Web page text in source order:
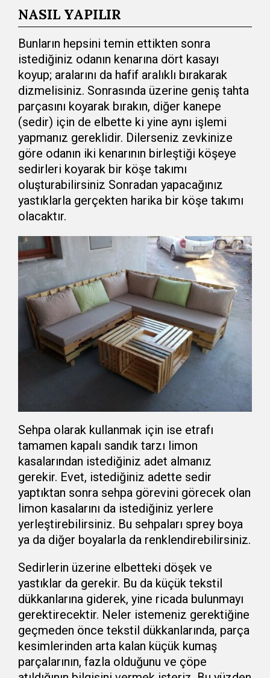
NASIL YAPILIR
Bunların hepsini temin ettikten sonra
istediğiniz odanın kenarına dört kasayı
koyup; aralarını da hafif aralıklı bırakarak
dizmelisiniz. Sonrasında üzerine geniş tahta
parçasını koyarak bırakın, diğer kanepe
(sedir) için de elbette ki yine aynı işlemi
yapmanız gereklidir. Dilerseniz zevkinize
göre odanın iki kenarının birleştiği köşeye
sedirleri koyarak bir köşe takımı
oluşturabilirsiniz Sonradan yapacağınız
yastıklarla gerçekten harika bir köşe takımı
olacaktır.
Sehpa olarak kullanmak için ise etrafı
tamamen kapalı sandık tarzı limon
kasalarından istediğiniz adet almanız
gerekir. Evet, istediğiniz adette sedir
yaptıktan sonra sehpa görevini görecek olan
limon kasalarını da istediğiniz yerlere
yerleştirebilirsiniz. Bu sehpaları sprey boya
ya da diğer boyalarla da renklendirebilirsiniz.
Sedirlerin üzerine elbetteki döşek ve
yastıklar da gerekir. Bu da küçük tekstil
dükkanlarına giderek, yine ricada bulunmayı
gerektirecektir. Neler istemeniz gerektiğine
geçmeden önce tekstil dükkanlarında, parça
kesimlerinden arta kalan küçük kumaş
parçalarının, fazla olduğunu ve çöpe